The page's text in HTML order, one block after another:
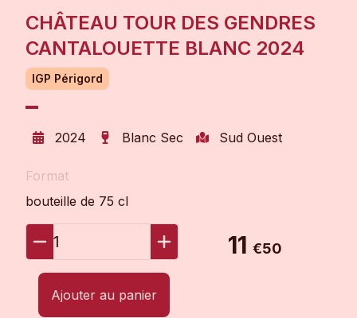
CHÂTEAU TOUR DES GENDRES
CANTALOUETTE BLANC 2024
IGP Périgord
2024 Blanc Sec Sud Ouest
Format
bouteille de 75 cl
1 11 €50
Ajouter au panier